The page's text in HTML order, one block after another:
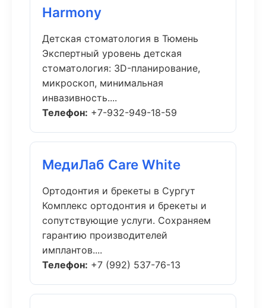
Harmony
Детская стоматология в Тюмень
Экспертный уровень детская
стоматология: 3D-планирование,
микроскоп, минимальная
инвазивность....
Телефон: +7-932-949-18-59
МедиЛаб Care White
Ортодонтия и брекеты в Сургут
Комплекс ортодонтия и брекеты и
сопутствующие услуги. Сохраняем
гарантию производителей
имплантов....
Телефон: +7 (992) 537-76-13